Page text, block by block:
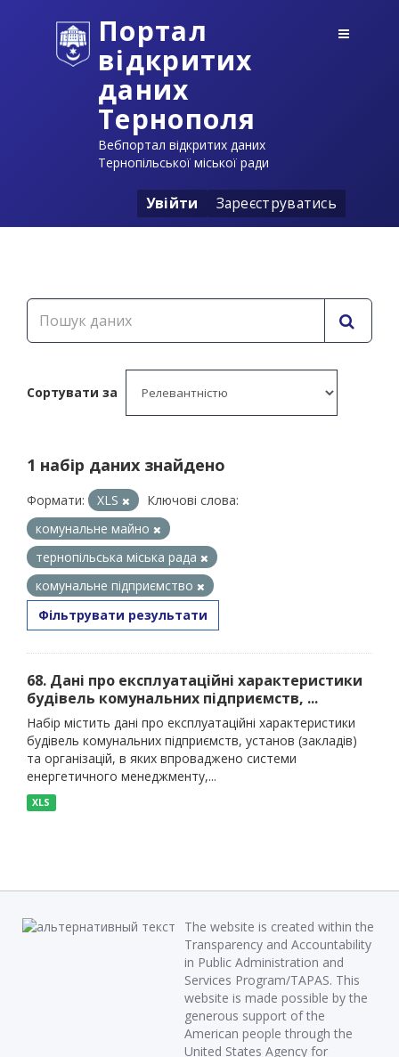
Портал
відкритих
даних
Тернополя
Вебпортал відкритих даних
Тернопільської міської ради
Увійти Зареєструватись
Сортувати за
1 набір даних знайдено
Формати: XLS
Ключові слова:
комунальне майно
тернопільська міська рада
комунальне підприємство
Фільтрувати результати
68. Дані про експлуатаційні характеристики
будівель комунальних підприємств, ...
Набір містить дані про експлуатаційні характеристики
будівель комунальних підприємств, установ (закладів)
та організацій, в яких впроваджено системи
енергетичного менеджменту,...
XLS
The website is created within the
Transparency and Accountability
in Public Administration and
Services Program/TAPAS. This
website is made possible by the
generous support of the
American people through the
United States Agency for